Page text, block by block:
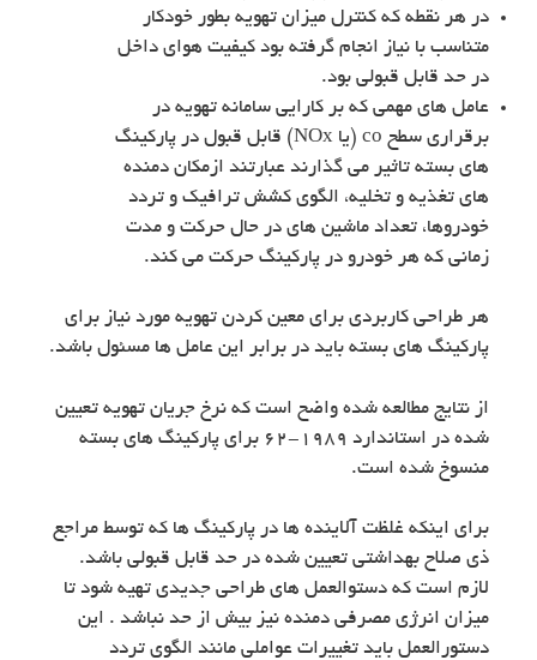
در هر نقطه که کنترل میزان تهویه بطور خودکار
متناسب با نیاز انجام گرفته بود کیفیت هوای داخل
در حد قابل قبولی بود.
عامل های مهمی که بر کارایی سامانه تهویه در
برقراری سطح co (یا NOx) قابل قبول در پارکینگ
های بسته تاثیر می گذارند عبارتند ازمکان دمنده
های تغذیه و تخلیه، الگوی کشش ترافیک و تردد
خودروها، تعداد ماشین های در حال حرکت و مدت
زمانی که هر خودرو در پارکینگ حرکت می کند.
هر طراحی کاربردی برای معین کردن تهویه مورد نیاز برای
پارکینگ های بسته باید در برابر این عامل ها مسئول باشد.
از نتایج مطالعه شده واضح است که نرخ جریان تهویه تعیین
شده در استاندارد ۱۹۸۹-۶۲ برای پارکینگ های بسته
منسوخ شده است.
برای اینکه غلظت آلاینده ها در پارکینگ ها که توسط مراجع
ذی صلاح بهداشتی تعیین شده در حد قابل قبولی باشد.
لازم است که دستوالعمل های طراحی جدیدی تهیه شود تا
میزان انرژی مصرفی دمنده نیز بیش از حد نباشد . این
دستورالعمل باید تغییرات عواملی مانند الگوی تردد